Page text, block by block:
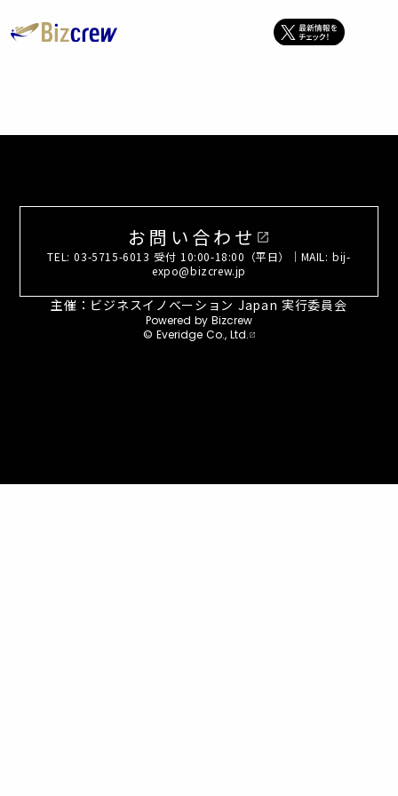
お問い合わせ open_in_new
TEL: 03-5715-6013 受付 10:00-18:00（平日）｜MAIL: bij-
expo@bizcrew.jp
主催：ビジネスイノベーション Japan 実行委員会
Powered by Bizcrew
© Everidge Co., Ltd. open_in_new